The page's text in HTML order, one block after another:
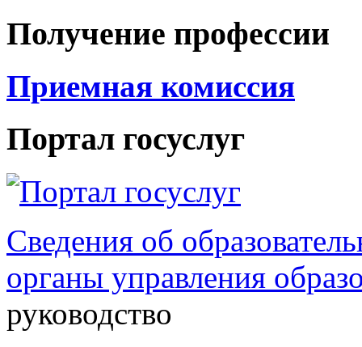
Получение профессии
Приемная комиссия
Портал госуслуг
Сведения об
органы управления
руководство